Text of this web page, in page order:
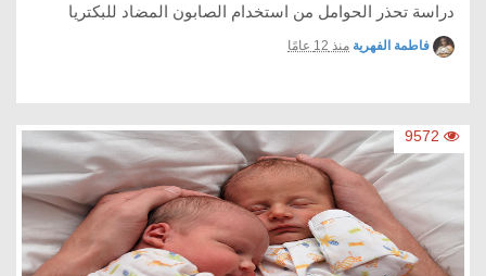
دراسة تحذر الحوامل من استخدام الصابون المضاد للبكتريا
فاطمة الفهرية منذ 12 عامًا
9572